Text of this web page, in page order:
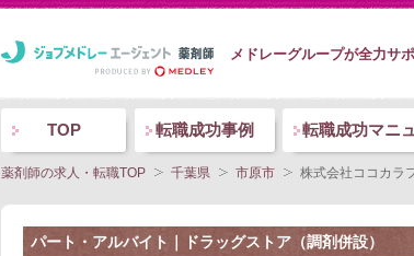
メドレーグループが全力サ
TOP 転職成功事例 転職成功マニ
薬剤師の求人・転職TOP 千葉県 市原市 株式会社ココカラ
パート・アルバイト｜ドラッグストア（調剤併設）